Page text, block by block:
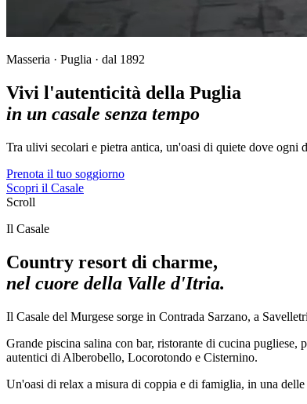
Masseria · Puglia · dal 1892
Vivi l'autenticità della Puglia
in un casale senza tempo
Tra ulivi secolari e pietra antica, un'oasi di quiete dove ogni
Prenota il tuo soggiorno
Scopri il Casale
Scroll
Il Casale
Country resort di charme,
nel cuore della Valle d'Itria.
Il Casale del Murgese sorge in Contrada Sarzano, a
Grande piscina salina con bar, ristorante di cucina
autentici di Alberobello, Locorotondo e Cisternino.
Un'oasi di relax a misura di coppia e di famiglia, in una